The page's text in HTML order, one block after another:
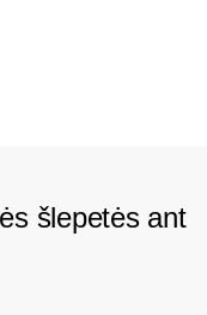
šlepetės ant